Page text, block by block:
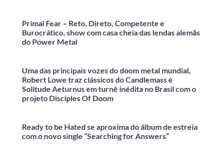
Primal Fear – Reto, Direto, Competente e
Burocrático, show com casa cheia das lendas alemãs
do Power Metal
Uma das principais vozes do doom metal mundial,
Robert Lowe traz clássicos do Candlemass e
Solitude Aeturnus em turnê inédita no Brasil com o
projeto Disciples Of Doom
Ready to be Hated se aproxima do álbum de estreia
com o novo single “Searching for Answers”